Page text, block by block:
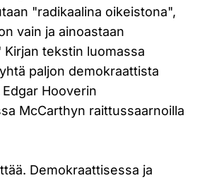
"radikaalina oikeistona",
vain ja ainoastaan
tekstin luomassa
paljon demokraattista
Hooverin
McCarthyn raittussaarnoilla
Demokraattisessa ja